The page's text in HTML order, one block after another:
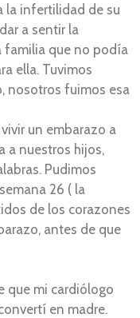
la infertilidad de su
a sentir la
familia que no podía
ella. Tuvimos
nosotros fuimos esa
un embarazo a
a nuestros hijos,
Pudimos
26 ( la
de los corazones
antes de que
que mi cardiólogo
en madre.